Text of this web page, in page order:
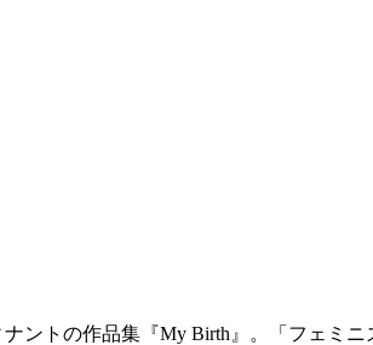
ントの作品集『My Birth』。「フェミ